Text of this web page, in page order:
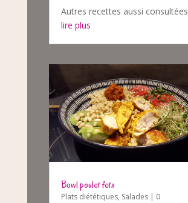
Autres recettes aussi consultées
lire plus
Bowl poulet feta
Plats diététiques, Salades| 0